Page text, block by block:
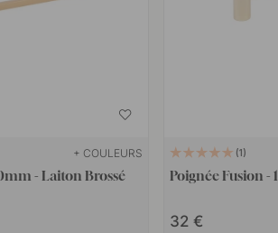
+ COULEURS
- Laiton Brossé
1
Poignée Fusion -
32